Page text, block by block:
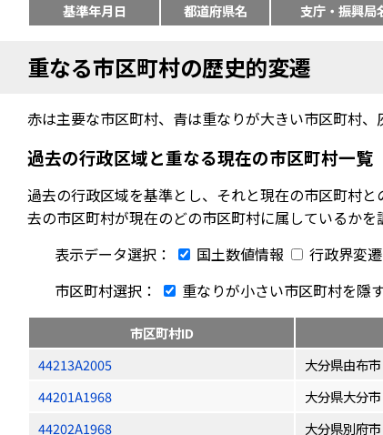
基準年月日
都道府県名 支庁・振興局
重なる市区町村の歴史的変遷
赤は主要な市区町村、青は重なりが大きい市区町村
過去の行政区域と重なる現在の市区町村一覧
過去の行政区域を基準とし、それと現在の市区町村
去の市区町村が現在のどの市区町村に属しているかを
表示データ選択：
国土数値情報
行政界変
市区町村選択：
重なりが小さい市区町村を隱
市区町村ID
44213A2005
大分県由布市
44201A1968 大分県大分市
44202A1968 大分県別府市